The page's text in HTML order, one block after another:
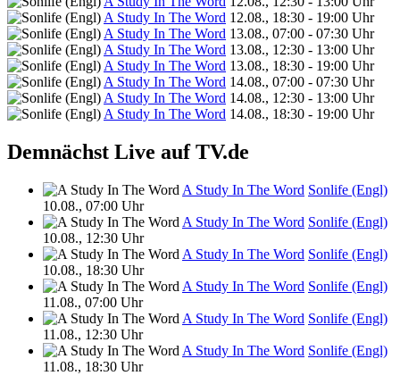
A Study In The Word 12.08., 18:30 - 19:00 Uhr
A Study In The Word 13.08., 07:00 - 07:30 Uhr
A Study In The Word 13.08., 12:30 - 13:00 Uhr
A Study In The Word 13.08., 18:30 - 19:00 Uhr
A Study In The Word 14.08., 07:00 - 07:30 Uhr
A Study In The Word 14.08., 12:30 - 13:00 Uhr
A Study In The Word 14.08., 18:30 - 19:00 Uhr
Demnächst Live auf TV.de
A Study In The Word Sonlife (Engl)
10.08., 07:00 Uhr
A Study In The Word Sonlife (Engl)
10.08., 12:30 Uhr
A Study In The Word Sonlife (Engl)
10.08., 18:30 Uhr
A Study In The Word Sonlife (Engl)
11.08., 07:00 Uhr
A Study In The Word Sonlife (Engl)
11.08., 12:30 Uhr
A Study In The Word Sonlife (Engl)
11.08., 18:30 Uhr